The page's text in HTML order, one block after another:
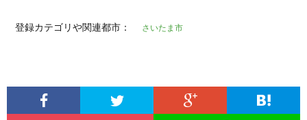
登録カテゴリや関連都市： さいたま市